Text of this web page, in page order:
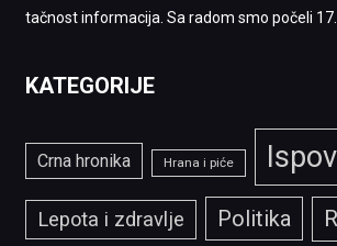
tačnost informacija. Sa radom smo počeli
KATEGORIJE
Crna hronika Hrana i piće
Lepota i zdravlje Politika